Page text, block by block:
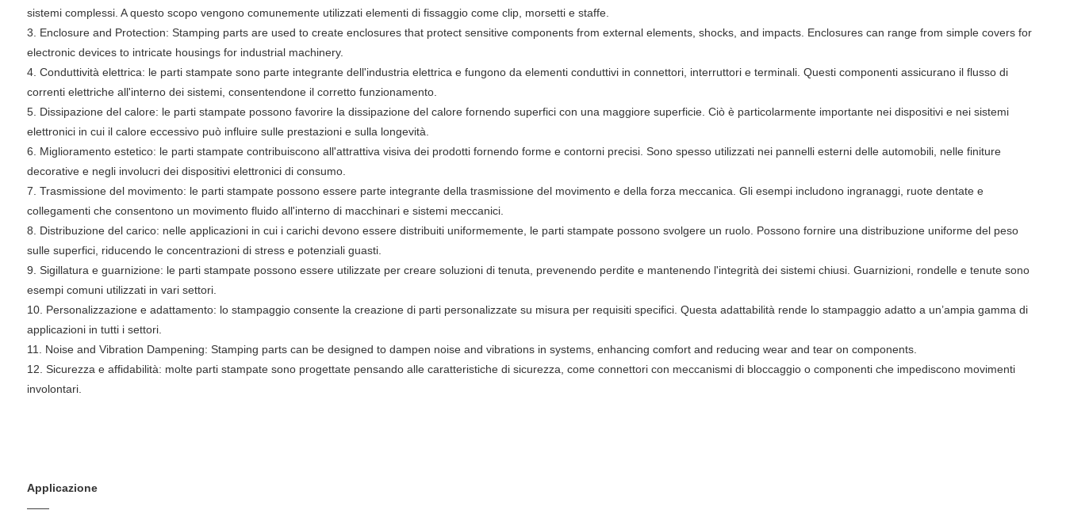
sistemi complessi. A questo scopo vengono comunemente utilizzati elementi di fissaggio come clip, morsetti e staffe.
3. Enclosure and Protection: Stamping parts are used to create enclosures that protect sensitive components from external elements, shocks, and impacts. Enclosures can range from simple covers for
electronic devices to intricate housings for industrial machinery.
4. Conduttività elettrica: le parti stampate sono parte integrante dell'industria elettrica e fungono da elementi conduttivi in ​​connettori, interruttori e terminali. Questi componenti assicurano il flusso di
correnti elettriche all'interno dei sistemi, consentendone il corretto funzionamento.
5. Dissipazione del calore: le parti stampate possono favorire la dissipazione del calore fornendo superfici con una maggiore superficie. Ciò è particolarmente importante nei dispositivi e nei sistemi
elettronici in cui il calore eccessivo può influire sulle prestazioni e sulla longevità.
6. Miglioramento estetico: le parti stampate contribuiscono all'attrattiva visiva dei prodotti fornendo forme e contorni precisi. Sono spesso utilizzati nei pannelli esterni delle automobili, nelle finiture
decorative e negli involucri dei dispositivi elettronici di consumo.
7. Trasmissione del movimento: le parti stampate possono essere parte integrante della trasmissione del movimento e della forza meccanica. Gli esempi includono ingranaggi, ruote dentate e
collegamenti che consentono un movimento fluido all'interno di macchinari e sistemi meccanici.
8. Distribuzione del carico: nelle applicazioni in cui i carichi devono essere distribuiti uniformemente, le parti stampate possono svolgere un ruolo. Possono fornire una distribuzione uniforme del peso
sulle superfici, riducendo le concentrazioni di stress e potenziali guasti.
9. Sigillatura e guarnizione: le parti stampate possono essere utilizzate per creare soluzioni di tenuta, prevenendo perdite e mantenendo l'integrità dei sistemi chiusi. Guarnizioni, rondelle e tenute sono
esempi comuni utilizzati in vari settori.
10. Personalizzazione e adattamento: lo stampaggio consente la creazione di parti personalizzate su misura per requisiti specifici. Questa adattabilità rende lo stampaggio adatto a un’ampia gamma di
applicazioni in tutti i settori.
11. Noise and Vibration Dampening: Stamping parts can be designed to dampen noise and vibrations in systems, enhancing comfort and reducing wear and tear on components.
12. Sicurezza e affidabilità: molte parti stampate sono progettate pensando alle caratteristiche di sicurezza, come connettori con meccanismi di bloccaggio o componenti che impediscono movimenti
involontari.
Applicazione